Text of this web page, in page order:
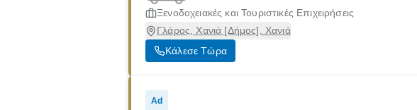
Ξενοδοχειακές και Τουριστικές Επιχειρήσεις
Γλάρος, Χανιά [Δήμος], Χανιά
Κάλεσε Τώρα
Ad